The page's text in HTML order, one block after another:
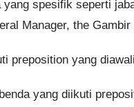
yang spesifik seperti
Manager, the
preposition yang diawali
yang diikuti